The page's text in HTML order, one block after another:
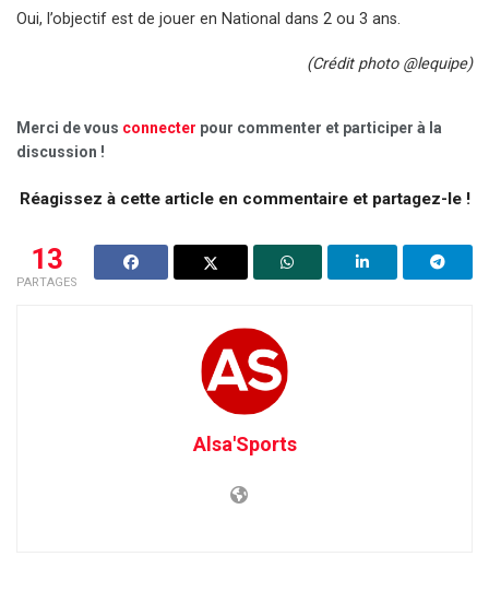
Oui, l’objectif est de jouer en National dans 2 ou 3 ans.
(Crédit photo @lequipe)
Merci de vous connecter pour commenter et participer à la
discussion !
Réagissez à cette article en commentaire et partagez-le !
13
PARTAGES
Alsa'Sports